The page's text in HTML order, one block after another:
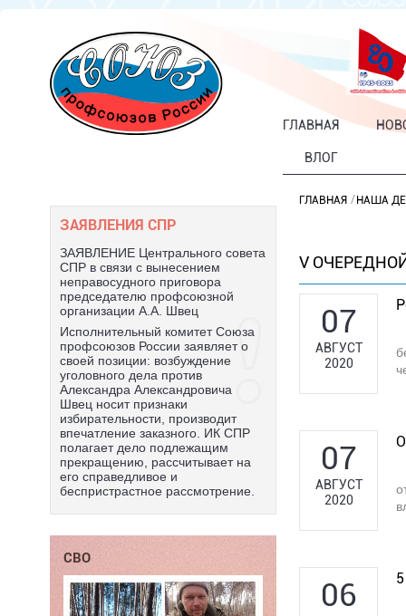
ГЛАВНАЯ
ВЛОГ
ЗАЯВЛЕНИЯ СПР
ЗАЯВЛЕНИЕ Центрального совета
СПР в связи с вынесением
неправосудного приговора
председателю профсоюзной
организации А.А. Швец
Исполнительный комитет Союза
профсоюзов России заявляет о
своей позиции: возбуждение
уголовного дела против
Александра Александровича
Швец носит признаки
избирательности, производит
впечатление заказного. ИК СПР
полагает дело подлежащим
прекращению, рассчитывает на
его справедливое и
беспристрастное рассмотрение.
СВО
ГЛАВНАЯ НАША
V
07
АВГУСТ
2020
07
АВГУСТ
2020
06